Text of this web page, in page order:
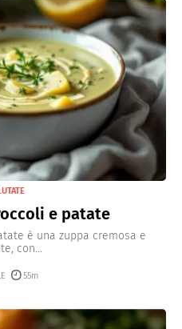
e patate
è una zuppa cremosa e
con...
55m